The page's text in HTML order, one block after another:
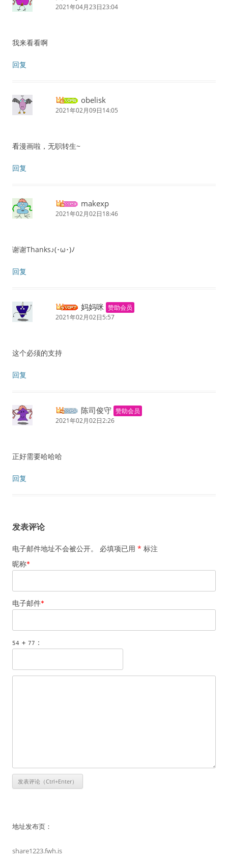
2021年04月23日23:04
我来看看啊
回复
obelisk
2021年02月09日14:05
看漫画啦，无职转生~
回复
makexp
2021年02月02日18:46
谢谢Thanks♪(･ω･)ﾉ
回复
妈妈咪 赞助会员
2021年02月02日5:57
这个必须的支持
回复
陈司俊守 赞助会员
2021年02月02日2:26
正好需要哈哈哈
回复
发表评论
电子邮件地址不会被公开。 必填项已用 * 标注
昵称*
电子邮件*
54 + 77 ：
地址发布页：
share1223.fwh.is